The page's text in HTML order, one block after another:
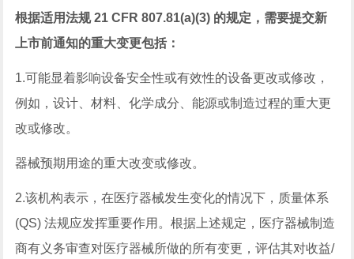
根据适用法规 21 CFR 807.81(a)(3) 的规定，需要提交新
上市前通知的重大变更包括：
1.可能显着影响设备安全性或有效性的设备更改或修改，
例如，设计、材料、化学成分、能源或制造过程的重大更
改或修改。
器械预期用途的重大改变或修改。
2.该机构表示，在医疗器械发生变化的情况下，质量体系
(QS) 法规应发挥重要作用。根据上述规定，医疗器械制造
商有义务审查对医疗器械所做的所有变更，评估其对收益/